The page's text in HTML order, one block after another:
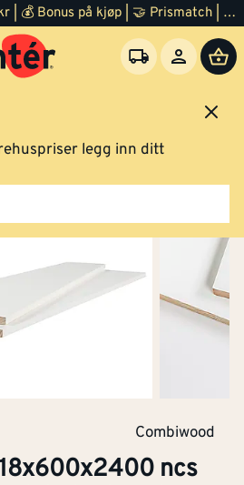
🚚 Fri frakt over 20 000 kr | 💰 Bonus på kjøp | 🤝 Prismatch | ⭐ 100% fornøyd garanti | 🏪 140 byggevarehus
legg inn ditt
Combiwood
ncs